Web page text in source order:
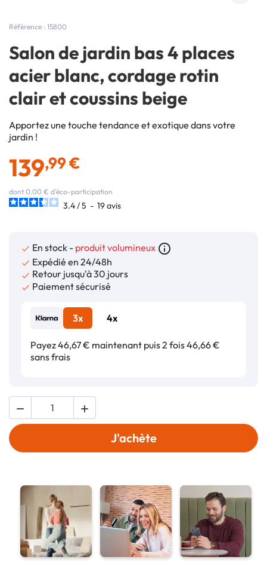
Référence : 15800
Salon de jardin bas 4 places
acier blanc, cordage rotin
clair et coussins beige
Apportez une touche tendance et exotique dans votre
jardin !
139,99 €
dont 0.00 € d'éco-participation
3.4/5 - 19avis
 En stock - produit volumineux info_outline
 Expédié en 24/48h
 Retour jusqu'à 30 jours
 Paiement sécurisé
3x 4x
Payez 46,67 € maintenant puis 2 fois 46,66 €
sans frais
 
J'achète